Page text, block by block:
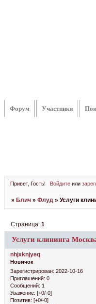
Форум Участники
Привет, Гость! Войдитеили
» Блич » Флуд » Услуги
Услуги клининга
Страница: 1
nhjxknjyeq
Новичок
Зарегистрирован: 2022-10-16
Приглашений: 0
Сообщений: 1
Уважение: [+0/-0]
Позитив: [+0/-0]